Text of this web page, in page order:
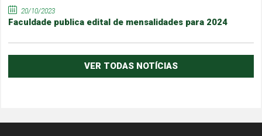
20/10/2023
Faculdade publica edital de mensalidades para 2024
VER TODAS NOTÍCIAS